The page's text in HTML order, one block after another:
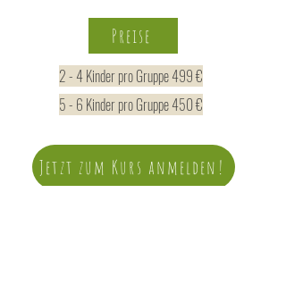
Preise
2 - 4 Kinder pro Gruppe 499 €
5 - 6 Kinder pro Gruppe 450 €
Jetzt zum Kurs anmelden!